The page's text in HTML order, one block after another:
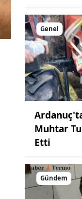
Genel
Muhtar
Etti
Gündem